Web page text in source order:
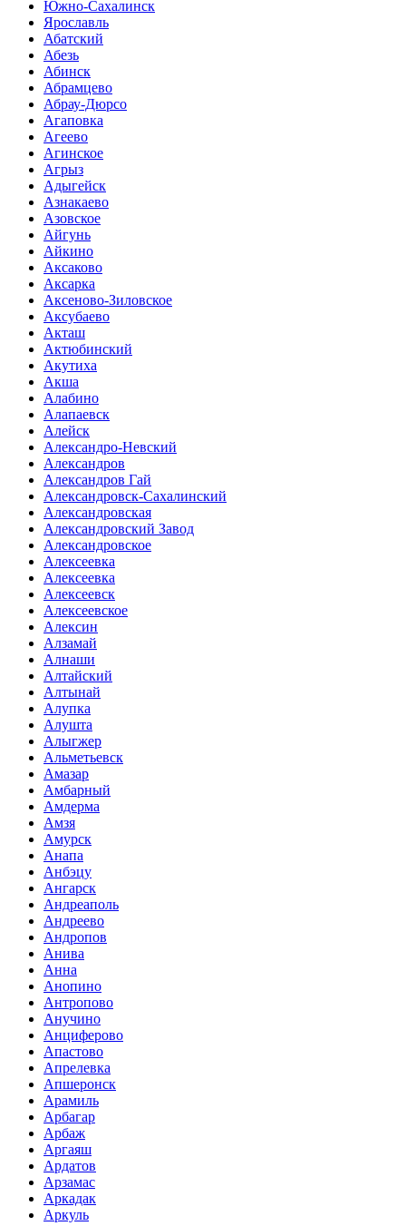
Южно-Сахалинск
Ярославль
Абатский
Абезь
Абинск
Абрамцево
Абрау-Дюрсо
Агаповка
Агеево
Агинское
Агрыз
Адыгейск
Азнакаево
Азовское
Айгунь
Айкино
Аксаково
Аксарка
Аксеново-Зиловское
Аксубаево
Акташ
Актюбинский
Акутиха
Акша
Алабино
Алапаевск
Алейск
Александро-Невский
Александров
Александров Гай
Александровск-Сахалинский
Александровская
Александровский Завод
Александровское
Алексеевка
Алексеевка
Алексеевск
Алексеевское
Алексин
Алзамай
Алнаши
Алтайский
Алтынай
Алупка
Алушта
Алыгжер
Альметьевск
Амазар
Амбарный
Амдерма
Амзя
Амурск
Анапа
Анбэцу
Ангарск
Андреаполь
Андреево
Андропов
Анива
Анна
Анопино
Антропово
Анучино
Анциферово
Апастово
Апрелевка
Апшеронск
Арамиль
Арбагар
Арбаж
Аргаяш
Ардатов
Арзамас
Аркадак
Аркуль